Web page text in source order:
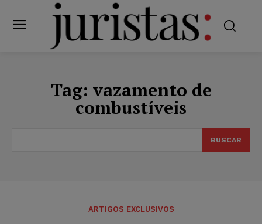
Tag: vazamento de
combustíveis
BUSCAR
ARTIGOS EXCLUSIVOS